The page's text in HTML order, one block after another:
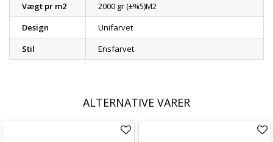
Vægt pr m2
2000 gr (±%5)M2
Design
Unifarvet
Stil
Ensfarvet
ALTERNATIVE VARER